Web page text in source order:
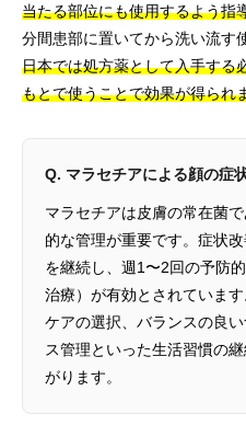
当たる部位にも使用するよう指
分間患部に置いてから洗い流す
日本では処方薬として入手する
もとで使うことで効果が得られ
Q. マラセチアによる顔の症
マラセチアは皮膚の常在菌
的な管理が重要です。症状
を継続し、週1〜2回の予防
治療）が有効とされていま
ケアの選択、バランスの良
ス管理といった生活習慣の
がります。